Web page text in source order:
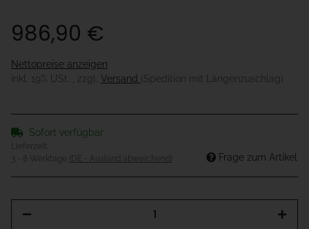
986,90 €
Nettopreise anzeigen
inkl. 19% USt. , zzgl. Versand (Spedition mit Längenzuschlag)
Sofort verfügbar
Lieferzeit:
3 - 8 Werktage
(DE - Ausland abweichend) Frage zum Artikel